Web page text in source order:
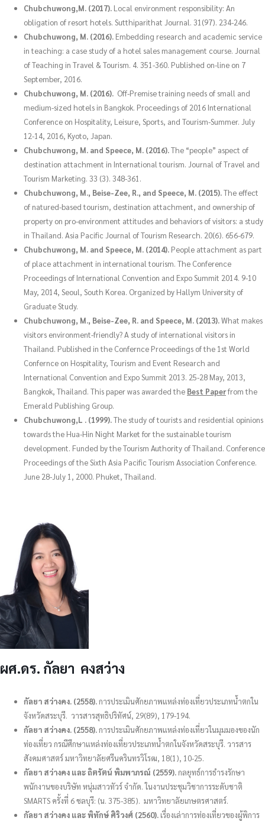
Chubchuwong,M. (2017). Local environment responsibility: An
obligation of resort hotels. Sutthiparithat Journal. 31(97). 234-246.
Chubchuwong, M. (2016). Embedding research and academic service
in teaching: a case study of a hotel sales management course. Journal
of Teaching in Travel & Tourism. 4. 351-360. Published on-line on 7
September, 2016.
Chubchuwong, M. (2016). Off-Premise training needs of small and
medium-sized hotels in Bangkok. Proceedings of 2016 International
Conference on Hospitality, Leisure, Sports, and Tourism-Summer. July
12-14, 2016, Kyoto, Japan.
Chubchuwong, M. and Speece, M. (2016).The “people” aspect of
destination attachment in International tourism. Journal of Travel and
Tourism Marketing. 33 (3). 348-361.
Chubchuwong, M., Beise-Zee, R., and Speece, M. (2015).The effect
of natured-based tourism, destination attachment, and ownership of
property on pro-environment attitudes and behaviors of visitors: a study
in Thailand. Asia Pacific Journal of Tourism Research. 20(6). 656-679.
Chubchuwong, M. and Speece, M. (2014). People attachment as part
of place attachment in international tourism. The Conference
Proceedings of International Convention and Expo Summit 2014. 9-10
May, 2014, Seoul, South Korea. Organized by Hallym University of
Graduate Study.
Chubchuwong, M., Beise-Zee, R. and Speece, M. (2013).What makes
visitors environment-friendly? A study of international visitors in
Thailand. Published in the Confernce Proceedings of the 1st World
Confernce on Hospitality, Tourism and Event Research and
International Convention and Expo Summit 2013. 25-28 May, 2013,
Bangkok, Thailand. This paper was awarded the Best Paperfrom the
Emerald Publishing Group.
Chubchuwong,L . (1999).The study of tourists and residential opinions
towards the Hua-Hin Night Market for the sustainable tourism
development. Funded by the Tourism Authority of Thailand. Conference
Proceedings of the Sixth Asia Pacific Tourism Association Conference.
June 28-July 1, 2000. Phuket, Thailand.
ผศ.ดร. กัลยา คงสว่าง
กัลยา สว่างคง. (2558).การประเมินศักยภาพแหล่งท่องเที่ยวประเภทน้ำตกใน
จังหวัดสระบุรี. วารสารสุทธิปริทัศน์, 29(89), 179-194.
กัลยา สว่างคง. (2558).การประเมินศักยภาพแหล่งท่องเที่ยวในมุมมองของนัก
ท่องเที่ยว กรณีศึกษาแหล่งท่องเที่ยวประเภทน้ำตกในจังหวัดสระบุรี. วารสาร
สังคมศาสตร์ มหาวิทยาลัยศรีนครินทรวิโรฒ, 18(1), 10-25.
กัลยา สว่างคง และ ถิตรัตน์ พิมพาภรณ์ (2559).กลยุทธ์การธำรงรักษา
พนักงานของบริษัท หนุ่มสาวทัวร์ จำกัด. ในงานประชุมวิชาการระดับชาติ
SMARTS ครั้งที่ 6 ชลบุรี: (น. 375-385). มหาวิทยาลัยเกษตรศาสตร์.
กัลยา สว่างคง และ พิทักษ์ ศิริวงศ์ (2560). เรื่องเล่าการท่องเที่ยวของผู้พิการ